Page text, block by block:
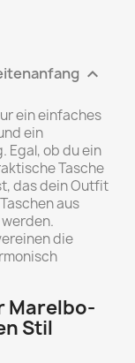

ein einfaches
ein
Egal, ob du ein
Tasche
das dein Outfit
aus
die
Marelbo-
Stil